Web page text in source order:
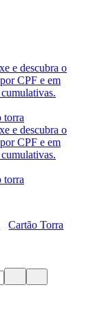
Cartão Torra